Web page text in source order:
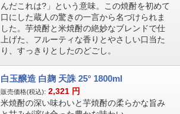
んだこれは?」という意味。この焼酎を初めて
口にした蔵人の驚きの一言から名づけられま
した。芋焼酎と米焼酎の絶妙なブレンドで仕
上げた、フルーティな香りとやさしい口当た
り、すっきりとしたのどごし。
白玉醸造 白麹 天誅 25° 1800ml
販売価格(税込): 2,321 円
米焼酎の深い味わいと芋焼酎の柔らかな旨み